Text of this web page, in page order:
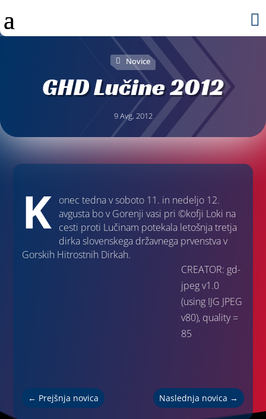

Novice
GHD Lučine 2012
9 Avg, 2012
K onec tedna v soboto 11. in nedeljo 12.
avgusta bo v Gorenji vasi pri ©kofji Loki na
cesti proti Lučinam potekala letošnja tretja
dirka slovenskega državnega prvenstva v
Gorskih Hitrostnih Dirkah.
CREATOR: gd-
jpeg v1.0
(using IJG JPEG
v80), quality =
85
← Prejšnja novica Naslednja novica →